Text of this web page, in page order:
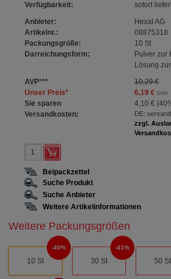
Verfügbarkeit:
sofort
Anbieter:
Hexal AG
Artikelnr.:
08875318
Packungsgröße:
10 St
Darreichungsform:
Pulver zur
Lösung
AVP***
10,29 €
Unser Preis* 6,19 €(inkl.
Sie sparen 4,10 € (
Versandkosten:
DE:
zzgl.
Beipackzettel
Suche Produkt
Suche Anbieter
Weitere Artikelinformationen
Weitere Packungsgrößen
10 St
40%
30 St
41%
50 St